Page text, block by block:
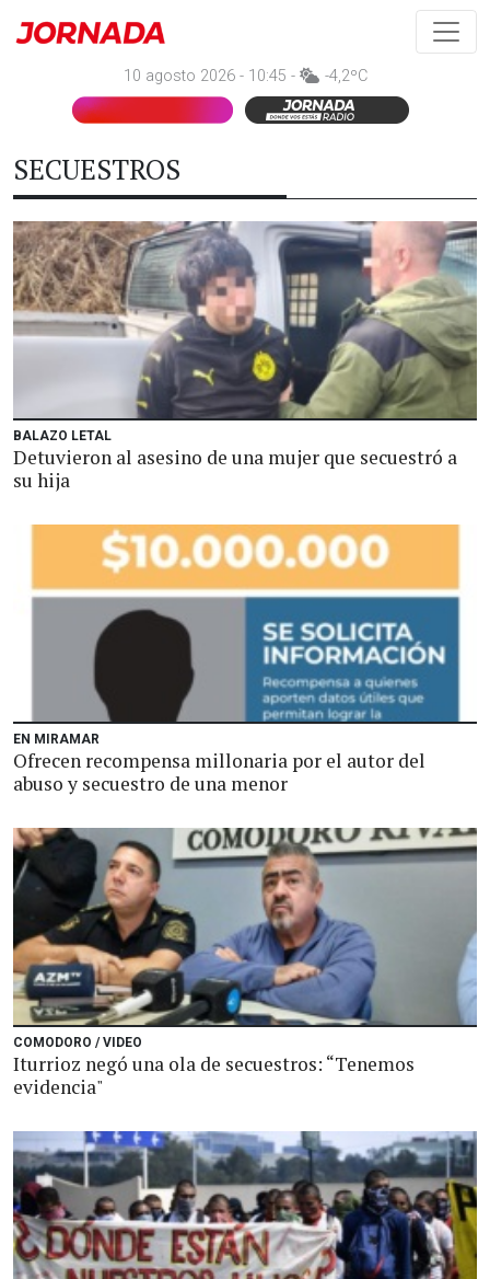
10 agosto 2026 - 10:45 - -4,2ºC
SECUESTROS
BALAZO LETAL
Detuvieron al asesino de una mujer que secuestró a
su hija
EN MIRAMAR
Ofrecen recompensa millonaria por el autor del
abuso y secuestro de una menor
COMODORO / VIDEO
Iturrioz negó una ola de secuestros: “Tenemos
evidencia"